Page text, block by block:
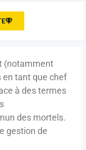
(notamment
en tant que chef
à des termes
des mortels.
gestion de